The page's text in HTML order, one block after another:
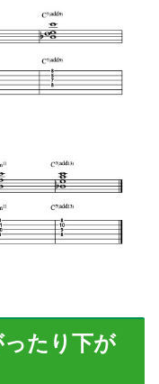
たり下が